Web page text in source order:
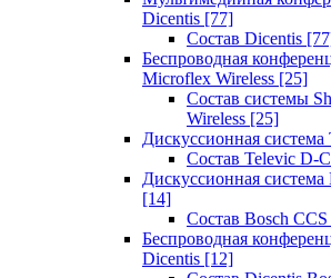
Dicentis [77]
Состав Dicentis
Беспроводная
Microflex Wireless [25]
Состав системы
Wireless [25]
Дискуссионная
Состав Televic D-
Дискуссионная
[14]
Состав Bosch
Беспроводная
Dicentis [12]